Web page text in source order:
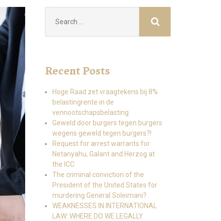
for:
Recent Posts
Hoge Raad zet vraagtekens bij 8%
belastingrente in de
vennootschapsbelasting
Geweld door burgers tegen burgers
wegens geweld tegen burgers?!
Request for arrest warrants for
Netanyahu, Galant and Herzog at
the ICC
The criminal conviction of the
President of the United States for
murdering General Soleimani?
WEAKNESSES IN INTERNATIONAL
LAW: WHERE DO WE LEGALLY